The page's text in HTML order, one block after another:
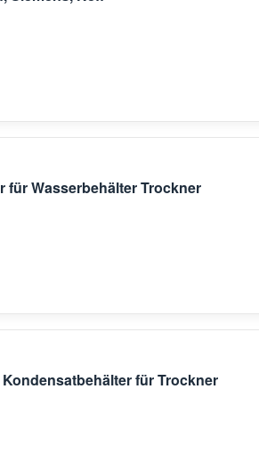
für Wasserbehälter Trockner
für Trockner